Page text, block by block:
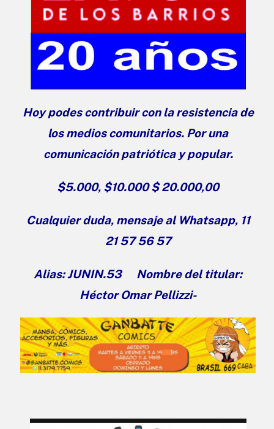
Hoy podes contribuir con la resistencia de
los medios comunitarios. Por una
comunicación patriótica y popular.
$5.000, $10.000 $ 20.000,00
Cualquier duda, mensaje al Whatsapp, 11
21 57 56 57
Alias: JUNIN.53 Nombre del titular:
Héctor Omar Pellizzi-